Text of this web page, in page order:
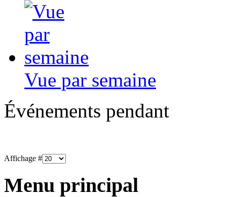
Vue par semaine
Événements pendant
Affichage #
Menu principal